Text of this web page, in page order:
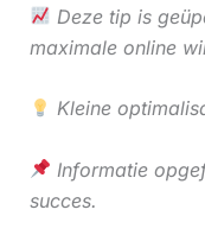
Deze tip is
maximale online
Kleine
Informatie
succes.